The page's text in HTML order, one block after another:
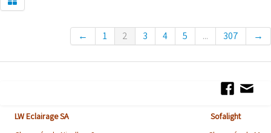
← 1 2 3 4 5 ... 307 →
LW Eclairage SA Sofalight